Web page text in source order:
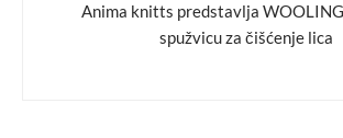
Anima knitts predstavlja
spužvicu za čišćenje lica